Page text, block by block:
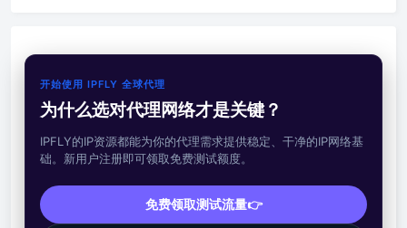
开始使用 IPFLY 全球代理
为什么选对代理网络才是关键？
IPFLY的IP资源都能为你的代理需求提供稳定、干净的IP网络基
础。新用户注册即可领取免费测试额度。
免费领取测试流量👉